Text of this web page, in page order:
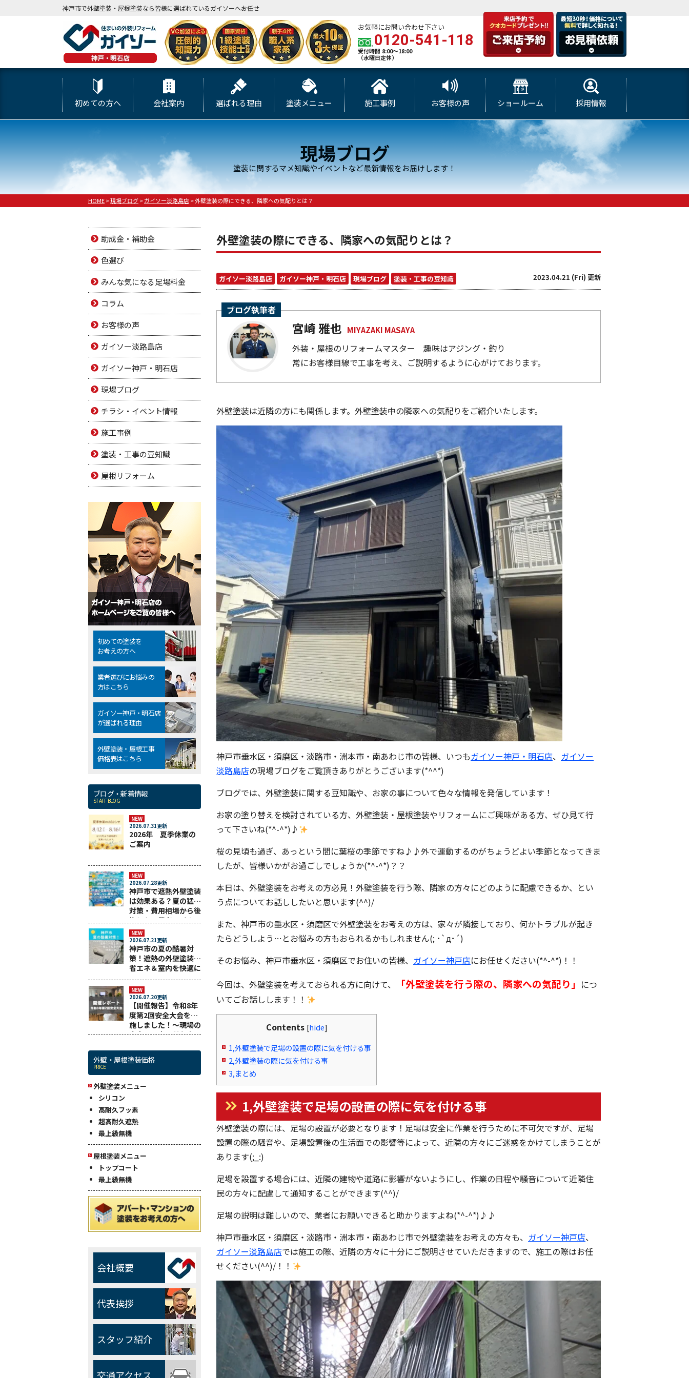
神戸市で外壁塗装・屋根塗装なら皆様に選ばれているガイソーへお任せ
お気軽にお問い合わせ下さい
0120-541-118
受付時間 8:00～18:00
（水曜日定休）
初めての方へ 会社案内 選ばれる理由 塗装メニュー 施工事例 お客様の声 ショールーム 採用情報
現場ブログ
塗装に関するマメ知識やイベントなど最新情報をお届けします！
HOME>現場ブログ>ガイソー淡路島店>外壁塗装の際にできる、隣家への気配りとは？
外壁塗装の際にできる、隣家への気配りとは？
ガイソー淡路島店 ガイソー神戸・明石店 現場ブログ 塗装・工事の豆知識 2023.04.21 (Fri) 更新
ブログ執筆者
宮崎 雅也 MIYAZAKI MASAYA
外装・屋根のリフォームマスター 趣味はアジング・釣り
常にお客様目線で工事を考え、ご説明するように心がけております。
外壁塗装は近隣の方にも関係します。外壁塗装中の隣家への気配りをご紹介いたします。
神戸市垂水区・須磨区・淡路市・洲本市・南あわじ市の皆様、いつもガイソー神戸・明石店、 ガイソー
淡路島店の現場ブログをご覧頂きありがとうございます(*^^*)
ブログでは、外壁塗装に関する豆知識や、お家の事について色々な情報を発信しています！
お家の塗り替えを検討されている方、外壁塗装・屋根塗装やリフォームにご興味がある方、ぜひ見て行
って下さいね(*^-^*)♪
桜の見頃も過ぎ、あっという間に葉桜の季節ですね♪♪外で運動するのがちょうどよい季節となってきま
したが、皆様いかがお過ごしでしょうか(*^-^*)？？
本日は、外壁塗装をお考えの方必見！外壁塗装を行う際、隣家の方々にどのように配慮できるか、とい
う点についてお話ししたいと思います(^^)/
また、神戸市の垂水区・須磨区で外壁塗装をお考えの方は、家々が隣接しており、何かトラブルが起き
たらどうしよう…とお悩みの方もおられるかもしれません(; ･`д･´)
そのお悩み、神戸市垂水区・須磨区でお住いの皆様、 ガイソー神戸店にお任せください(*^-^*)！！
今回は、外壁塗装を考えておられる方に向けて、
「外壁塗装を行う際の、隣家への気配り 」 につ
いてごお話しします！！
Contents [hide]
1,外壁塗装で足場の設置の際に気を付ける事
2,外壁塗装の際に気を付ける事
3,まとめ
1,外壁塗装で足場の設置の際に気を付ける事
外壁塗装の際には、足場の設置が必要となります！足場は安全に作業を行うために不可欠ですが、足場
設置の際の騒音や、足場設置後の生活面での影響等によって、近隣の方々にご迷惑をかけてしまうことが
あります(;_:)
足場を設置する場合には、近隣の建物や道路に影響がないようにし、作業の日程や騒音について近隣住
民の方々に配慮して通知することができます(^^)/
足場の説明は難しいので、業者にお願いできると助かりますよね(*^-^*)♪♪
神戸市垂水区・須磨区・淡路市・洲本市・南あわじ市で外壁塗装をお考えの方々も、 ガイソー神戸店、
ガイソー淡路島店では施工の際、近隣の方々に十分にご説明させていただきますので、施工の際はお任
せください(^^)/！！
助成金・補助金
色選び
みんな気になる足場料金
コラム
お客様の声
ガイソー淡路島店
ガイソー神戸・明石店
現場ブログ
チラシ・イベント情報
施工事例
塗装・工事の豆知識
屋根リフォーム
初めての塗装を
お考えの方へ
業者選びにお悩みの
方はこちら
ガイソー神戸・明石店
が選ばれる理由
外壁塗装・屋根工事
価格表はこちら
ブログ・新着情報
STAFF BLOG
NEW
2026.07.31更新
2026年 夏季休業の
ご案内
NEW
2026.07.28更新
神戸市で遮熱外壁塗装
は効果ある？夏の猛暑
対策・費用相場から後
悔しない業者選びまで
解説！
NEW
2026.07.21更新
神戸市の夏の酷暑対
策！遮熱の外壁塗装で
省エネ＆室内を快適に
過ごす
NEW
2026.07.20更新
【開催報告】令和8年
度第2回安全大会を実
施しました！～現場の
安全と工事品質を守る
外壁・屋根塗装価格
PRICE
外壁塗装メニュー
シリコン
高耐久フッ素
超高耐久遮熱
最上級無機
屋根塗装メニュー
トップコート
最上級無機
会社概要
代表挨拶
スタッフ紹介
交通アクセス